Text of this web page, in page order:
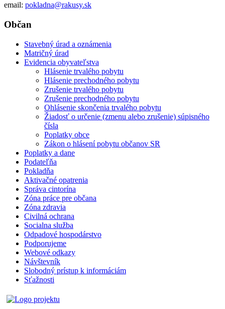
email: pokladna@rakusy.sk
Občan
Stavebný úrad a oznámenia
Matričný úrad
Evidencia obyvateľstva
Hlásenie trvalého pobytu
Hlásenie prechodného pobytu
Zrušenie trvalého pobytu
Zrušenie prechodného pobytu
Ohlásenie skončenia trvalého pobytu
Žiadosť o určenie (zmenu alebo zrušenie) súpisného
čísla
Poplatky obce
Zákon o hlásení pobytu občanov SR
Poplatky a dane
Podateľňa
Pokladňa
Aktivačné opatrenia
Správa cintorína
Zóna práce pre občana
Zóna zdravia
Civilná ochrana
Socialna služba
Odpadové hospodárstvo
Podporujeme
Webové odkazy
Návštevník
Slobodný prístup k informáciám
Sťažnosti